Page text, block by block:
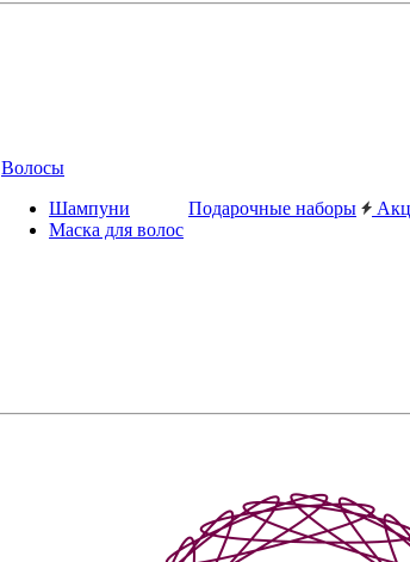
Волосы
Шампуни
Маска для волос
Подарочные наборы